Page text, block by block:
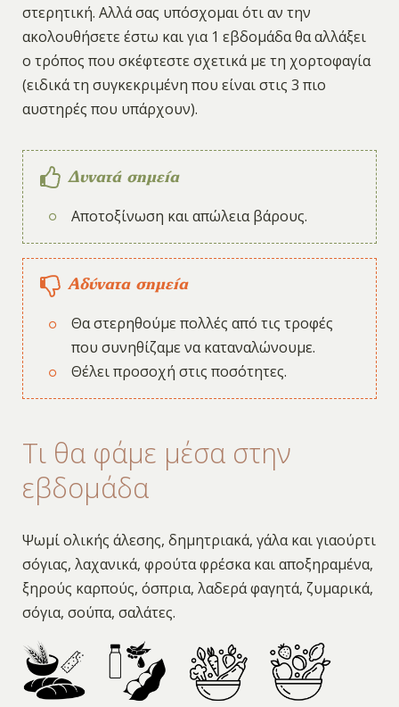
στερητική. Αλλά σας υπόσχομαι ότι αν την
ακολουθήσετε έστω και για 1 εβδομάδα θα αλλάξει
ο τρόπος που σκέφτεστε σχετικά με τη χορτοφαγία
(ειδικά τη συγκεκριμένη που είναι στις 3 πιο
αυστηρές που υπάρχουν).
Δυνατά σημεία
Αποτοξίνωση και απώλεια βάρους.
Αδύνατα σημεία
Θα στερηθούμε πολλές από τις τροφές
που συνηθίζαμε να καταναλώνουμε.
Θέλει προσοχή στις ποσότητες.
Τι θα φάμε μέσα στην
εβδομάδα
Ψωμί ολικής άλεσης, δημητριακά, γάλα και γιαούρτι
σόγιας, λαχανικά, φρούτα φρέσκα και αποξηραμένα,
ξηρούς καρπούς, όσπρια, λαδερά φαγητά, ζυμαρικά,
σόγια, σούπα, σαλάτες.